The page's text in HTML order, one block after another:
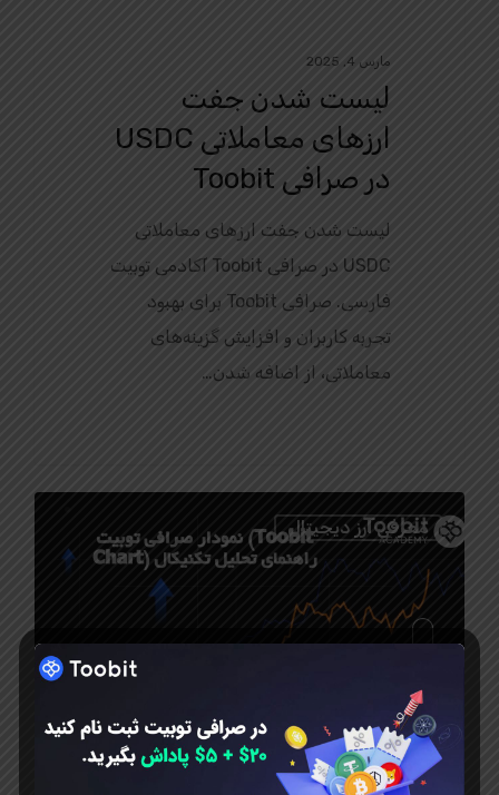
مارس 4, 2025
لیست شدن جفت
ارزهای معاملاتی USDC
در صرافی Toobit
لیست شدن جفت ارزهای معاملاتی
USDC در صرافی Toobit آکادمی توبیت
فارسی. صرافی Toobit برای بهبود
تجربه کاربران و افزایش گزینه‌های
معاملاتی، از اضافه شدن…
معرفی ارز دیجیتال